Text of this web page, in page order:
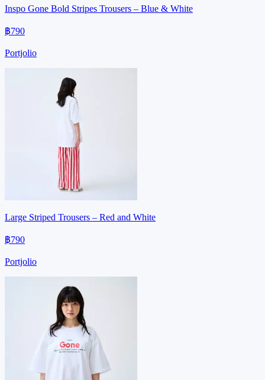
Inspo Gone Bold Stripes Trousers – Blue & White
฿790
Portjolio
Large Striped Trousers – Red and White
฿790
Portjolio